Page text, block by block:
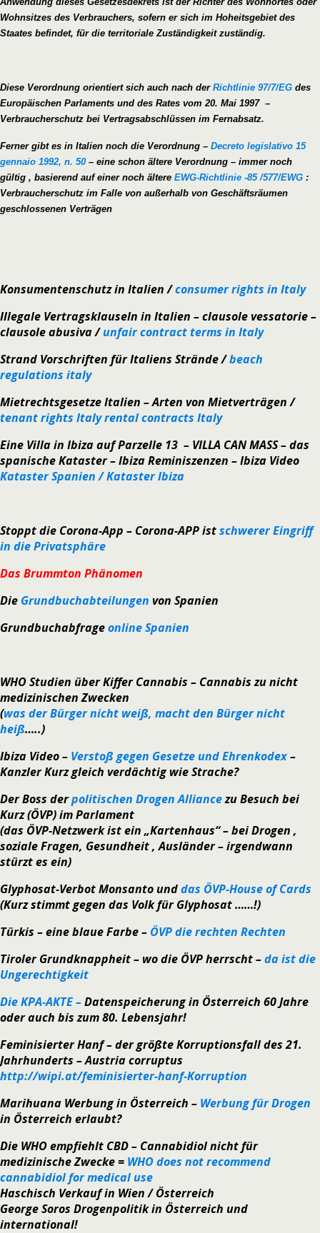
Wohnsitzes des Verbrauchers, sofern er sich im Hoheitsgebiet des
Staates befindet, für die territoriale Zuständigkeit zuständig.
Diese Verordnung orientiert sich auch nach der Richtlinie 97/7/EG des
Europäischen Parlaments und des Rates vom 20. Mai 1997 –
Verbraucherschutz bei Vertragsabschlüssen im Fernabsatz.
Ferner gibt es in Italien noch die Verordnung – Decreto legislativo 15
gennaio 1992, n. 50 – eine schon ältere Verordnung – immer noch
gültig , basierend auf einer noch ältere EWG-Richtlinie -85 /577/EWG :
Verbraucherschutz im Falle von außerhalb von Geschäftsräumen
geschlossenen Verträgen
Konsumentenschutz in Italien /consumer rights in Italy
Illegale Vertragsklauseln in Italien – clausole vessatorie –
clausole abusiva /unfair contract terms in Italy
Strand Vorschriften für Italiens Strände /beach
regulations italy
Mietrechtsgesetze Italien – Arten von Mietverträgen /
tenant rights Italy rental contracts Italy
Eine Villa in Ibiza auf Parzelle 13 – VILLA CAN MASS– das
spanische Kataster – Ibiza Reminiszenzen – Ibiza Video
Kataster Spanien / Kataster Ibiza
Stoppt die Corona-App – Corona-APP istschwerer Eingriff
in die Privatsphäre
Das Brummton Phänomen
Die Grundbuchabteilungen von Spanien
Grundbuchabfrageonline Spanien
WHO Studien über Kiffer Cannabis – Cannabis zu nicht
medizinischen Zwecken
(was der Bürger nicht weiß, macht den Bürger nicht
heiß…..)
Ibiza Video – Verstoß gegen Gesetze und Ehrenkodex–
Kanzler Kurz gleich verdächtig wie Strache?
Der Boss derpolitischen Drogen Alliancezu Besuch bei
Kurz (ÖVP) im Parlament
(das ÖVP-Netzwerk ist ein „Kartenhaus“ – bei Drogen ,
soziale Fragen, Gesundheit , Ausländer – irgendwann
stürzt es ein)
Glyphosat-Verbot Monsanto unddas ÖVP-House of Cards
(Kurz stimmt gegen das Volk für Glyphosat ……!)
Türkis – eine blaue Farbe – ÖVP die rechten Rechten
Tiroler Grundknappheit – wo die ÖVP herrscht –da ist die
Ungerechtigkeit
Die KPA-AKTE –Datenspeicherung in Österreich 60 Jahre
oder auch bis zum 80. Lebensjahr!
Feminisierter Hanf– der größte Korruptionsfall des 21.
Jahrhunderts – Austria corruptus
http://wipi.at/feminisierter-hanf-Korruption
Marihuana Werbung in Österreich – Werbung für Drogen
in Österreich erlaubt?
Die WHO empfiehlt CBD – Cannabidiol nicht für
medizinische Zwecke = WHO does not recommend
cannabidiol for medical use
Haschisch Verkauf in Wien / Österreich
George Soros Drogenpolitik in Österreich und
international!